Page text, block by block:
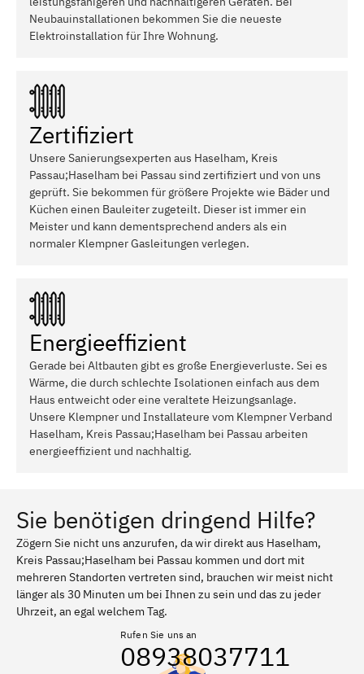
Neubauinstallationen bekommen Sie die neueste
Elektroinstallation für Ihre Wohnung.
Zertifiziert
Unsere Sanierungsexperten aus Haselham, Kreis
Passau;Haselham bei Passau sind zertifiziert und von uns
geprüft. Sie bekommen für größere Projekte wie Bäder und
Küchen einen Bauleiter zugeteilt. Dieser ist immer ein
Meister und kann dementsprechend anders als ein
normaler Klempner Gasleitungen verlegen.
Energieeffizient
Gerade bei Altbauten gibt es große Energieverluste. Sei es
Wärme, die durch schlechte Isolationen einfach aus dem
Haus entweicht oder eine veraltete Heizungsanlage.
Unsere Klempner und Installateure vom Klempner Verband
Haselham, Kreis Passau;Haselham bei Passau arbeiten
energieeffizient und nachhaltig.
Sie benötigen dringend Hilfe?
Zögern Sie nicht uns anzurufen, da wir direkt aus Haselham,
Kreis Passau;Haselham bei Passau kommen und dort mit
mehreren Standorten vertreten sind, brauchen wir meist nicht
länger als 30 Minuten um bei Ihnen zu sein und das zu jeder
Uhrzeit, an egal welchem Tag.
Rufen Sie uns an
08938037711